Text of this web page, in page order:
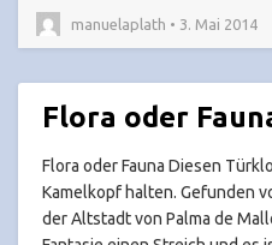
manuelaplath • 3. Mai 2014
Flora oder
Flora oder Fauna Diesen
Kamelkopf halten. Gefunden
der Altstadt von Palma de